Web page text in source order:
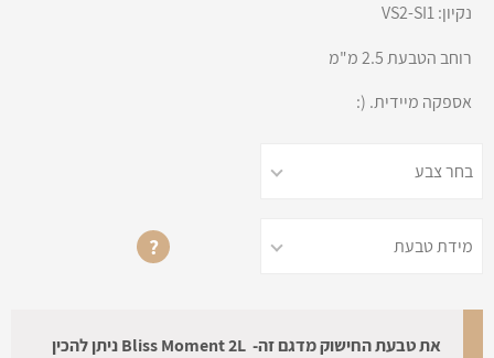
נקיון: VS2-SI1
רוחב הטבעת 2.5 מ"מ
אספקה מיידית. (:
?
את טבעת החישוק מדגם זה- Bliss Moment 2Lניתן להכין